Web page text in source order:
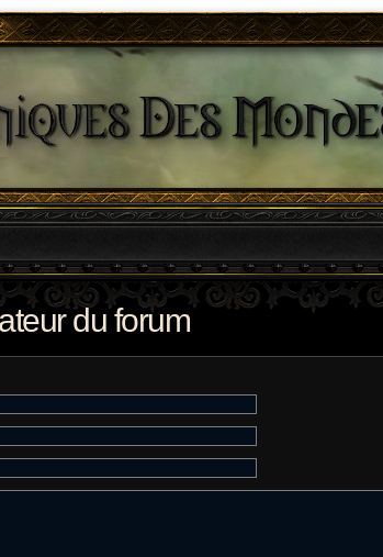
du forum